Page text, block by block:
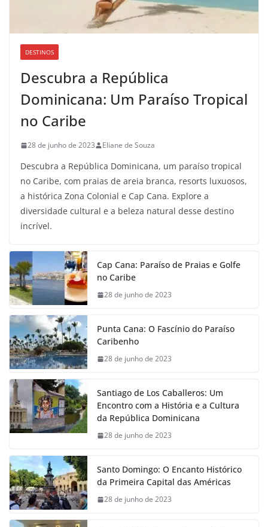
DESTINOS
Descubra a República
Dominicana: Um Paraíso Tropical
no Caribe
28 de junho de 2023 Eliane de Souza
Descubra a República Dominicana, um paraíso tropical
no Caribe, com praias de areia branca, resorts luxuosos,
a histórica Zona Colonial e Cap Cana. Explore a
diversidade cultural e a beleza natural desse destino
incrível.
Cap Cana: Paraíso de Praias e Golfe
no Caribe
28 de junho de 2023
Punta Cana: O Fascínio do Paraíso
Caribenho
28 de junho de 2023
Santiago de Los Caballeros: Um
Encontro com a História e a Cultura
da República Dominicana
28 de junho de 2023
Santo Domingo: O Encanto Histórico
da Primeira Capital das Américas
28 de junho de 2023